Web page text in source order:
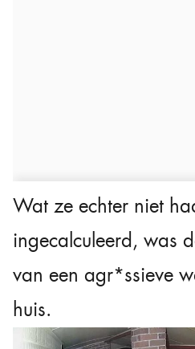
Wat ze echter niet
ingecalculeerd, was
van een agr*ssieve
huis.